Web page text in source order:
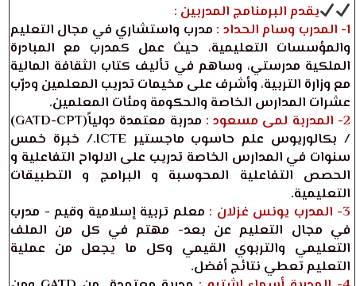
يقدم البرمنامج المدربين :
1- المدرب وسام الحداد :
مدرب واستشاري في مجال التعليم
والمؤسسات التعليمية، حيث عمل كمدرب مع المبادرة
الملكية مدرستي، وساهم في تأليف كتاب الثقافة المالية
مع وزارة التربية، وأشرف على مخيمات تدريب المعلمين ودرّب
عشرات المدارس الخاصة والحكومة ومئات المعلمين.
2- المدربة لمى مسعود :
مدربة معتمدة دولياً(GATD-CPT)
/ بكالوريوس علم حاسوب ماجستير ICTE./ خبرة خمس
سنوات في المدارس الخاصة تدريب على الالواح التفاعلية و
الحصص التفاعلية المحوسبة و البرامج و التطبيقات
التعليمية.
3- المدرب يونس غزلان :
معلم تربية إسلامية وقيم - مدرب
في مجال التعليم عن بعد- مهتم في كل من الملف
التعليمي والتربوي القيمي وكل ما يجعل من عملية
التعليم تعطي نتائج أفضل.